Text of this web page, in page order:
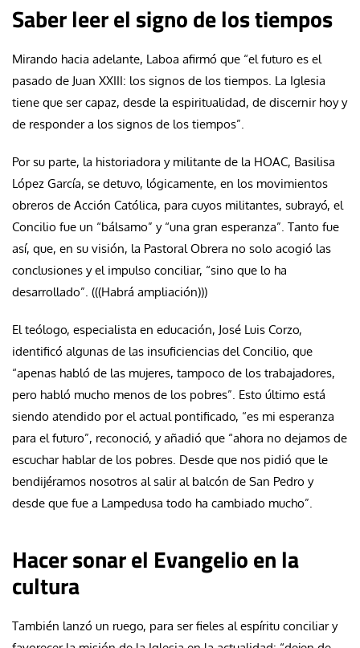
Saber leer el signo de los tiempos
Mirando hacia adelante, Laboa afirmó que “el futuro es el
pasado de Juan XXIII: los signos de los tiempos. La Iglesia
tiene que ser capaz, desde la espiritualidad, de discernir hoy y
de responder a los signos de los tiempos”.
Por su parte, la historiadora y militante de la HOAC, Basilisa
López García, se detuvo, lógicamente, en los movimientos
obreros de Acción Católica, para cuyos militantes, subrayó, el
Concilio fue un “bálsamo” y “una gran esperanza”. Tanto fue
así, que, en su visión, la Pastoral Obrera no solo acogió las
conclusiones y el impulso conciliar, “sino que lo ha
desarrollado”. (((Habrá ampliación)))
El teólogo, especialista en educación, José Luis Corzo,
identificó algunas de las insuficiencias del Concilio, que
“apenas habló de las mujeres, tampoco de los trabajadores,
pero habló mucho menos de los pobres”. Esto último está
siendo atendido por el actual pontificado, “es mi esperanza
para el futuro”, reconoció, y añadió que “ahora no dejamos de
escuchar hablar de los pobres. Desde que nos pidió que le
bendijéramos nosotros al salir al balcón de San Pedro y
desde que fue a Lampedusa todo ha cambiado mucho”.
Hacer sonar el Evangelio en la
cultura
También lanzó un ruego, para ser fieles al espíritu conciliar y